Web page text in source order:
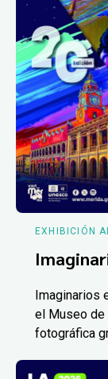
EXHIBICIÓN
Imaginarios
el Museo de
fotográfica